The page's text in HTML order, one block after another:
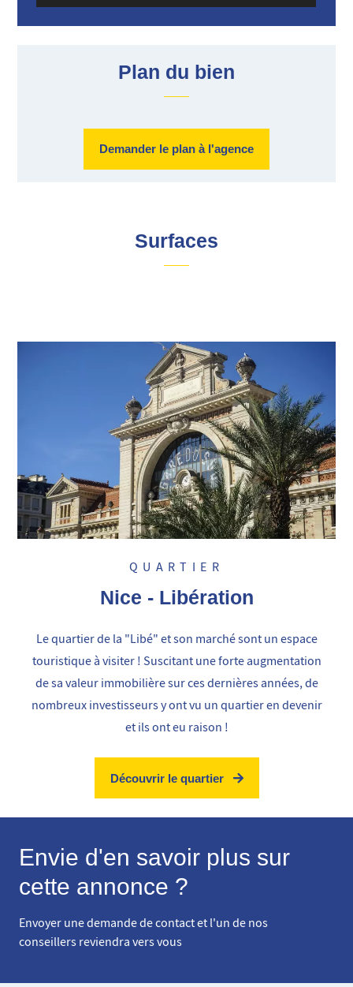
Plan du bien
Demander le plan à l'agence
Surfaces
QUARTIER
Nice - Libération
Le quartier de la "Libé" et son marché sont un espace
touristique à visiter ! Suscitant une forte augmentation
de sa valeur immobilière sur ces dernières années, de
nombreux investisseurs y ont vu un quartier en devenir
et ils ont eu raison !
Découvrir le quartier
Envie d'en savoir plus sur
cette annonce ?
Envoyer une demande de contact et l'un de nos
conseillers reviendra vers vous